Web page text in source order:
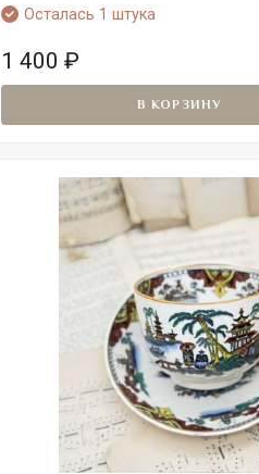
Осталась 1 штука
1 400 ₽
В КОРЗИНУ